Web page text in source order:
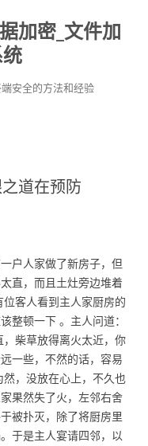
加密_文件加
安全的方法和经验
道在预防
户人家做了新房子，但
直，而且土灶旁边堆着
客人看到主人家厨房的
整顿一下 。主人问道：
柴草放得离火太近，你
一些，不然的话，容易
，没放在心上，不久也
果然失了火，左邻右舍
被扑灭，除了将厨房里
于是主人宴请四邻，以